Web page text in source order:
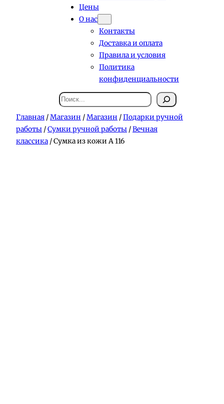
Цены
О нас
Контакты
Доставка и оплата
Правила и условия
Политика
конфиденциальности
Поиск
Главная /Магазин /Магазин /Подарки ручной
работы /Сумки ручной работы /Вечная
классика / Сумка из кожи А 116